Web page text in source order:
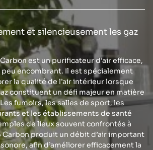
et silencieusement les gaz
est un purificateur d’air efficace,
encombrant. Il est spécialement
la qualité de l’air intérieur lorsque
constituent un défi majeur en matière
fumoirs, les salles de sport, les
et les établissements de santé
de lieux souvent confrontés à
Carbon produit un débit d’air important
afin d’améliorer efficacement la